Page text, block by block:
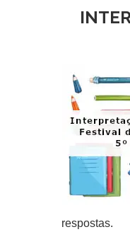
respostas.